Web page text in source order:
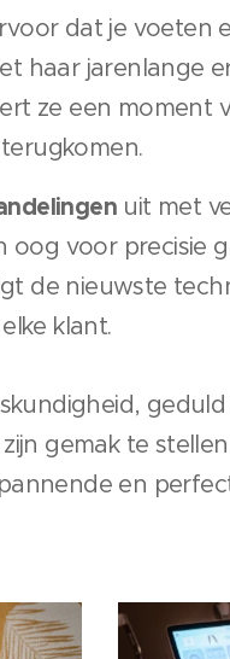
dat je voeten
haar jarenlange
ze een moment
uit met
oog voor precisie
de nieuwste
klant.
gemak te
en